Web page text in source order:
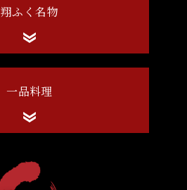
翔ふく名物
一品料理